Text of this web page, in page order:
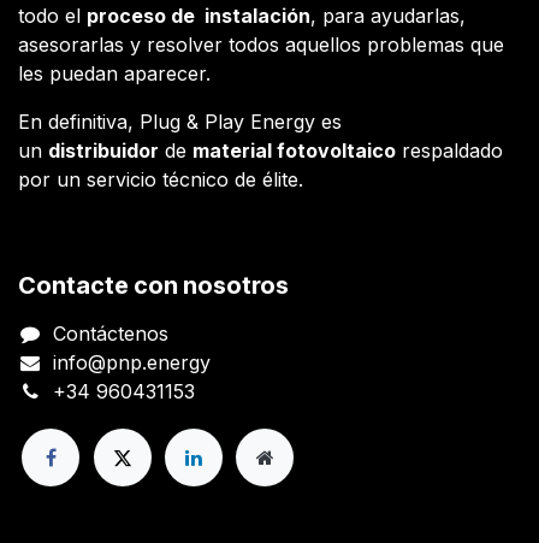
todo el proceso de instalación, para ayudarlas,
asesorarlas y resolver todos aquellos problemas que
les puedan aparecer.
En definitiva, Plug & Play Energy es
un distribuidor de material fotovoltaico respaldado
por un servicio técnico de élite.
Contacte con nosotros
Contáctenos
info@pnp.energy
+34 960431153